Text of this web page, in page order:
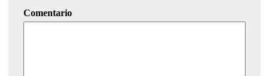
Comentario